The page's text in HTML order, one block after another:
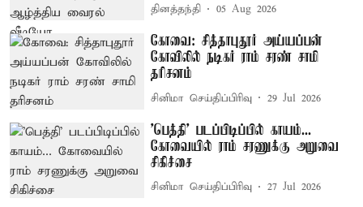
தினத்தந்தி 05 Aug 2026
கோவை: சித்தாபுதூர் அய்யப்பன்
கோவிலில் நடிகர் ராம் சரண் சாமி
தரிசனம்
சினிமா செய்திப்பிரிவு 29 Jul 2026
'பெத்தி' படப்பிடிப்பில் காயம்...
கோவையில் ராம் சரணுக்கு அறுவை
சிகிச்சை
சினிமா செய்திப்பிரிவு 27 Jul 2026